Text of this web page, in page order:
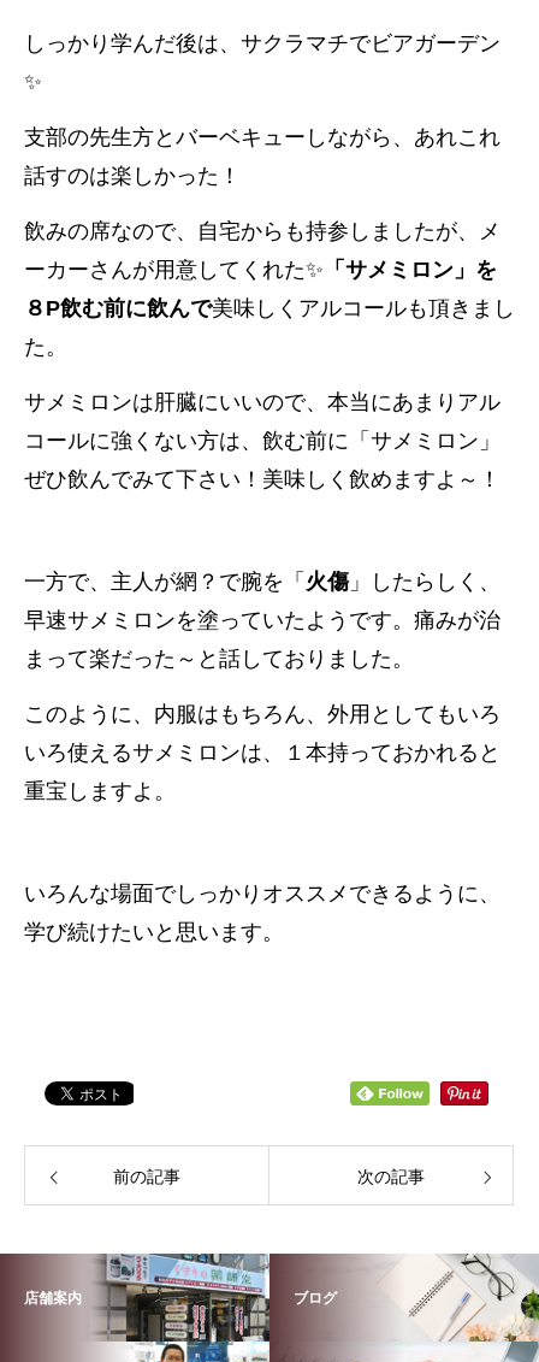
しっかり学んだ後は、サクラマチでビアガーデン
✨
支部の先生方とバーベキューしながら、あれこれ
話すのは楽しかった！
飲みの席なので、自宅からも持参しましたが、メ
ーカーさんが用意してくれた✨ 「サメミロン」を
８P飲む前に飲んで美味しくアルコールも頂きまし
た。
サメミロンは肝臓にいいので、本当にあまりアル
コールに強くない方は、飲む前に「サメミロン」
ぜひ飲んでみて下さい！美味しく飲めますよ～！
一方で、主人が網？で腕を「 火傷」したらしく、
早速サメミロンを塗っていたようです。痛みが治
まって楽だった～と話しておりました。
このように、内服はもちろん、外用としてもいろ
いろ使えるサメミロンは、１本持っておかれると
重宝しますよ。
いろんな場面でしっかりオススメできるように、
学び続けたいと思います。
前の記事 次の記事
店舗案内 ブログ